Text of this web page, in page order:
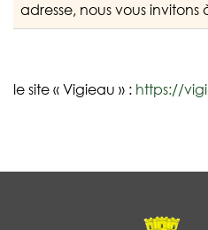
adresse, nous vous
le site « Vigieau » : https://